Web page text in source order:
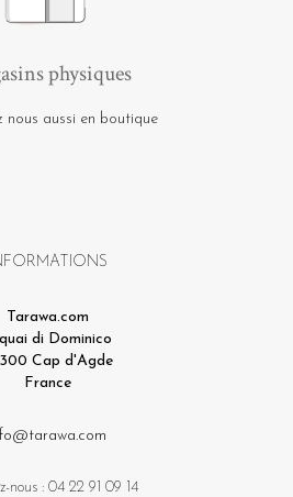
physiques
nous aussi en boutique
Tarawa.com
quai di Dominico
Cap d'Agde
France
nous : 04 22 91 09 14